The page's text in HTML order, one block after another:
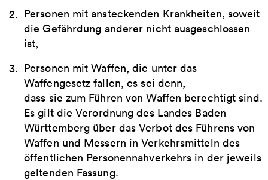
Personen mit ansteckenden Krankheiten, soweit
die Gefährdung anderer nicht ausgeschlossen
ist,
Personen mit Waffen, die unter das
Waffengesetz fallen, es sei denn,
dass sie zum Führen von Waffen berechtigt sind.
Es gilt die Verordnung des Landes Baden
Württemberg über das Verbot des Führens von
Waffen und Messern in Verkehrsmitteln des
öffentlichen Personennahverkehrs in der jeweils
geltenden Fassung.